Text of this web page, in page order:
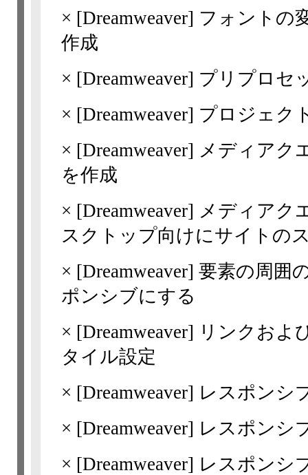
× [Dreamweaver] フォントの
作成
× [Dreamweaver] プリプロセ
× [Dreamweaver] プロジェク
× [Dreamweaver] メディアク
を作成
× [Dreamweaver] メディアク
スクトップ向けにサイトの
× [Dreamweaver] 要素の周囲
ポンシブにする
× [Dreamweaver] リンクおよ
タイル設定
× [Dreamweaver] レスポンシ
× [Dreamweaver] レスポンシ
× [Dreamweaver] レスポンシ